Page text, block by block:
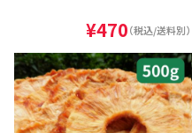
¥470（税込/送料別）